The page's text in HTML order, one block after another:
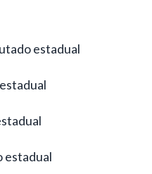
estadual
estadual